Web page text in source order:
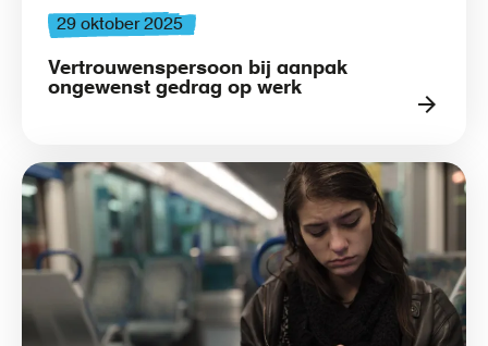
29 oktober 2025
Vertrouwenspersoon bij aanpak
ongewenst gedrag op werk